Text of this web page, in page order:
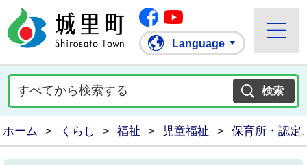
城里町ホームページ
Facebook
Language
ホーム > くらし > 福祉 > 児童福祉 > 保育所・認定